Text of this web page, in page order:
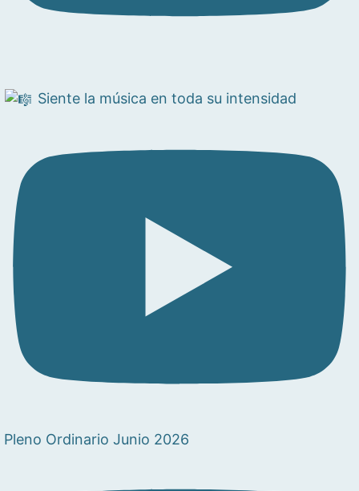
Siente la música en toda su intensidad
Pleno Ordinario Junio 2026